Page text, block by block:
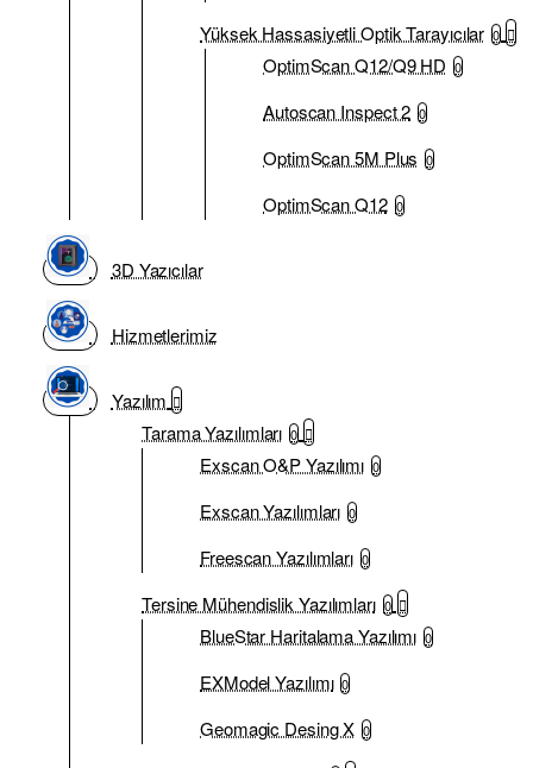
Yüksek Hassasiyetli Optik Tarayıcılar 0
OptimScan Q12/Q9 HD 0
Autoscan Inspect 2 0
OptimScan 5M Plus 0
OptimScan Q12 0
3D Yazıcılar
Hizmetlerimiz
Yazılım
Tarama Yazılımları 0
Exscan O&P Yazılımı 0
Exscan Yazılımları 0
Freescan Yazılımları 0
Tersine Mühendislik Yazılımları 0
BlueStar Haritalama Yazılımı 0
EXModel Yazılımı 0
Geomagic Desing X 0